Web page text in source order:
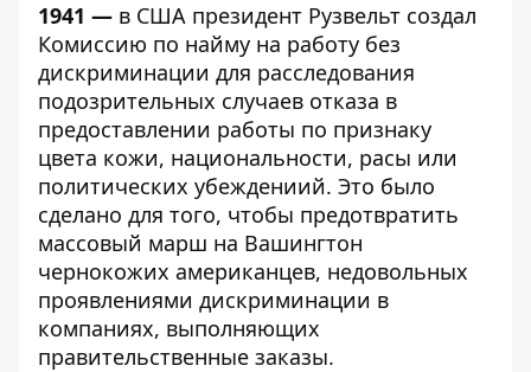
1941 — в США президент Рузвельт создал
Комиссию по найму на работу без
дискриминации для расследования
подозрительных случаев отказа в
предоставлении работы по признаку
цвета кожи, национальности, расы или
политических убеждениий. Это было
сделано для того, чтобы предотвратить
массовый марш на Вашингтон
чернокожих американцев, недовольных
проявлениями дискриминации в
компаниях, выполняющих
правительственные заказы.